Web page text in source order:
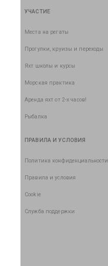
УЧАСТИЕ
Места на регаты
Прогулки, круизы и переходы
Яхт школы и курсы
Морская практика
Аренда яхт от 2-х часов!
Рыбалка
ПРАВИЛА И УСЛОВИЯ
Политика конфиденциальности
Правила и условия
Cookie
Служба поддержки